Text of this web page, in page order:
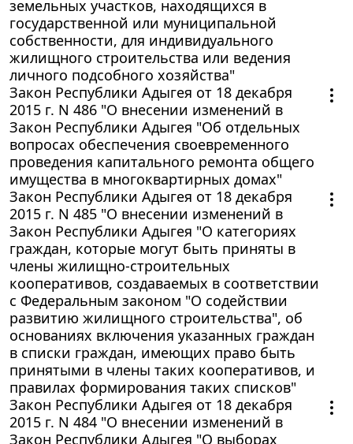
земельных участков, находящихся в
государственной или муниципальной
собственности, для индивидуального
жилищного строительства или ведения
личного подсобного хозяйства"
Закон Республики Адыгея от 18 декабря
2015 г. N 486 "О внесении изменений в
Закон Республики Адыгея "Об отдельных
вопросах обеспечения своевременного
проведения капитального ремонта общего
имущества в многоквартирных домах"
Закон Республики Адыгея от 18 декабря
2015 г. N 485 "О внесении изменений в
Закон Республики Адыгея "О категориях
граждан, которые могут быть приняты в
члены жилищно-строительных
кооперативов, создаваемых в соответствии
с Федеральным законом "О содействии
развитию жилищного строительства", об
основаниях включения указанных граждан
в списки граждан, имеющих право быть
принятыми в члены таких кооперативов, и
правилах формирования таких списков"
Закон Республики Адыгея от 18 декабря
2015 г. N 484 "О внесении изменений в
Закон Республики Адыгея "О выборах